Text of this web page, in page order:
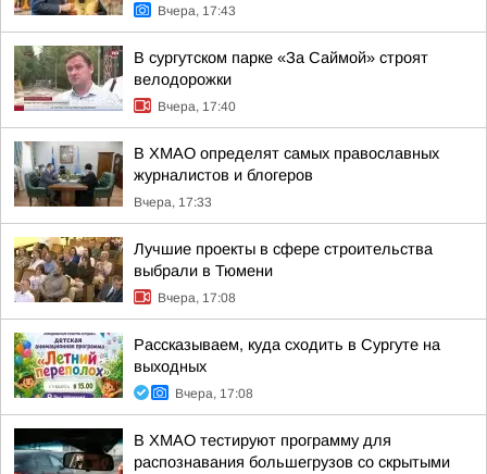
Вчера, 17:43
В сургутском парке «За Саймой» строят
велодорожки
Вчера, 17:40
В ХМАО определят самых православных
журналистов и блогеров
Вчера, 17:33
Лучшие проекты в сфере строительства
выбрали в Тюмени
Вчера, 17:08
Рассказываем, куда сходить в Сургуте на
выходных
Вчера, 17:08
В ХМАО тестируют программу для
распознавания большегрузов со скрытыми